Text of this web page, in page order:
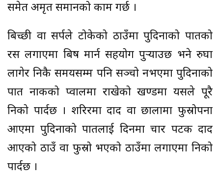
समेत अमृत समानको काम गर्छ ।
बिच्छी वा सर्पले टोकेको ठाउँमा पुदिनाको पातको
रस लगाएमा बिष मार्न सहयोग पुर्‍याउछ भने रुघा
लागेर निकै समयसम्म पनि सञ्चो नभएमा पुदिनाको
पात नाकको प्वालमा राखेको खण्डमा यसले पूरै
निको पार्दछ । शरिरमा दाद वा छालामा फुस्रोपना
आएमा पुदिनाको पातलाई दिनमा चार पटक दाद
आएको ठाउँ वा फुस्रो भएको ठाउँमा लगाएमा निको
पार्दछ ।